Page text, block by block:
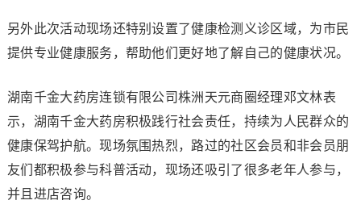
另外此次活动现场还特别设置了健康检测义诊区域，为市民
提供专业健康服务，帮助他们更好地了解自己的健康状况。
湖南千金大药房连锁有限公司株洲天元商圈经理邓文林表
示，湖南千金大药房积极践行社会责任，持续为人民群众的
健康保驾护航。现场氛围热烈，路过的社区会员和非会员朋
友们都积极参与科普活动，现场还吸引了很多老年人参与，
并且进店咨询。